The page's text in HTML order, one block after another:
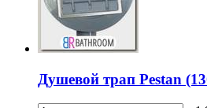
Душевой трап Pestan